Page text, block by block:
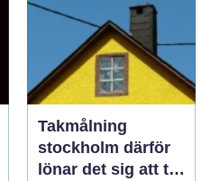
Takmålning
stockholm därför
lönar det sig att ta